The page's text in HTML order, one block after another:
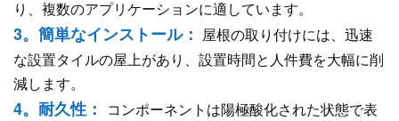
り、複数のアプリケーションに適しています。
3。簡単なインストール： 屋根の取り付けには、迅速
な設置タイルの屋上があり、設置時間と人件費を大幅に削
減します。
4。耐久性：
コンポーネントは陽極酸化された状態で表